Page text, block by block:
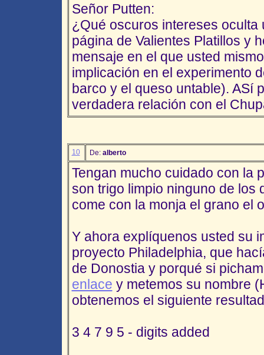
Señor Putten:
¿Qué oscuros intereses oculta
página de Valientes Platillos y
mensaje en el que usted
implicación en el experimento
barco y el queso untable). ASí
verdadera relación con el
10 De: alberto
Tengan mucho cuidado con la
son trigo limpio ninguno de los
come con la monja el grano el
Y ahora explíquenos usted su
proyecto Philadelphia, que
de Donostia y porqué si
enlace y metemos su nombre
obtenemos el siguiente
3 4 7 9 5 - digits added